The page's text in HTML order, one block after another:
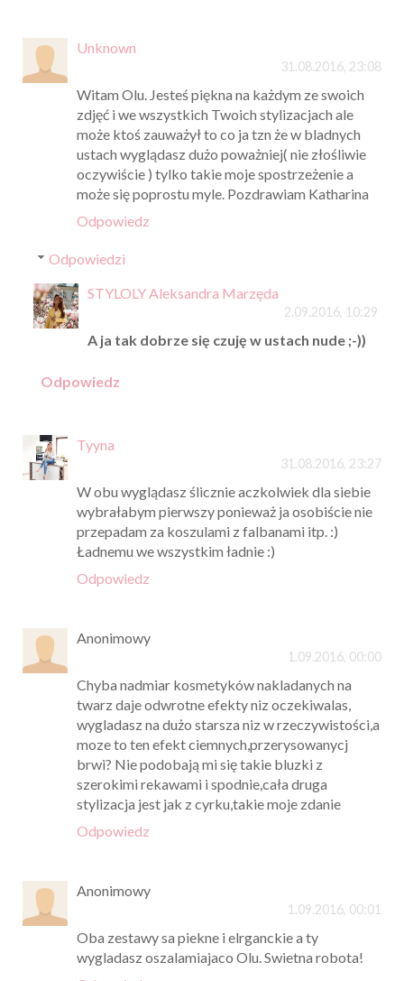
Unknown
31.08.2016, 23:08
Witam Olu. Jesteś piękna na każdym ze swoich
zdjęć i we wszystkich Twoich stylizacjach ale
może ktoś zauważył to co ja tzn że w bladnych
ustach wyglądasz dużo poważniej( nie złośliwie
oczywiście ) tylko takie moje spostrzeżenie a
może się poprostu myle. Pozdrawiam Katharina
Odpowiedz
Odpowiedzi
STYLOLY Aleksandra Marzęda
2.09.2016, 10:29
A ja tak dobrze się czuję w ustach nude ;-))
Odpowiedz
Tyyna
31.08.2016, 23:27
W obu wyglądasz ślicznie aczkolwiek dla siebie
wybrałabym pierwszy ponieważ ja osobiście nie
przepadam za koszulami z falbanami itp. :)
Ładnemu we wszystkim ładnie :)
Odpowiedz
Anonimowy
1.09.2016, 00:00
Chyba nadmiar kosmetyków nakladanych na
twarz daje odwrotne efekty niz oczekiwalas,
wygladasz na dużo starsza niz w rzeczywistości,a
moze to ten efekt ciemnych,przerysowanycj
brwi? Nie podobają mi się takie bluzki z
szerokimi rekawami i spodnie,cała druga
stylizacja jest jak z cyrku,takie moje zdanie
Odpowiedz
Anonimowy
1.09.2016, 00:01
Oba zestawy sa piekne i elrganckie a ty
wygladasz oszalamiajaco Olu. Swietna robota!